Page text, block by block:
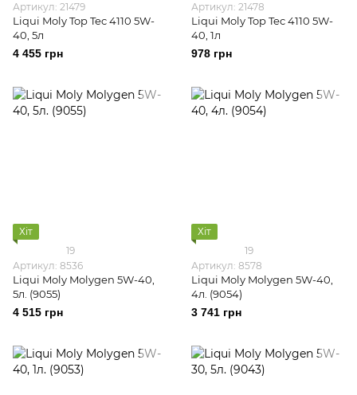
Артикул: 21479
Liqui Moly Top Tec 4110 5W-
40, 5л
4 455 грн
Артикул: 21478
Liqui Moly Top Tec 4110 5W-
40, 1л
978 грн
Хіт
19
Артикул: 8536
Liqui Moly Molygen 5W-40,
5л. (9055)
4 515 грн
Хіт
19
Артикул: 8578
Liqui Moly Molygen 5W-40,
4л. (9054)
3 741 грн